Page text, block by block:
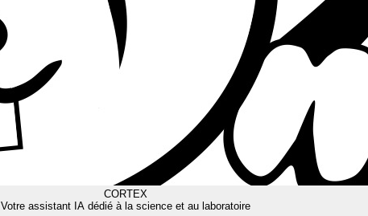
CORTEX
Votre assistant IA dédié à la science et au laboratoire